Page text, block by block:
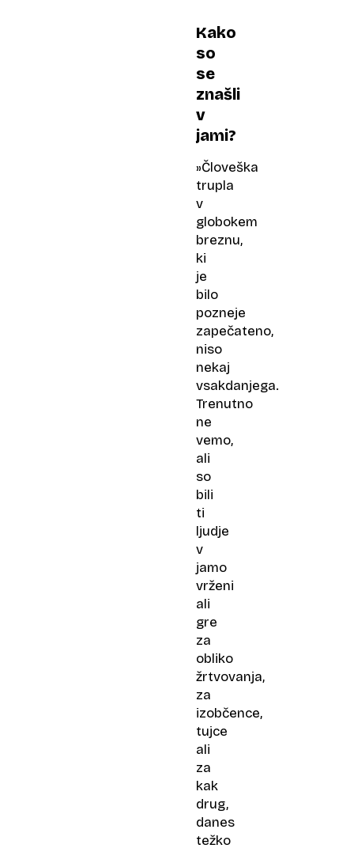
Kako
so
se
znašli
v
jami?
»Človeška
trupla
v
globokem
breznu,
ki
je
bilo
pozneje
zapečateno,
niso
nekaj
vsakdanjega.
Trenutno
ne
vemo,
ali
so
bili
ti
ljudje
v
jamo
vrženi
ali
gre
za
obliko
žrtvovanja,
za
izobčence,
tujce
ali
za
kak
drug,
danes
težko